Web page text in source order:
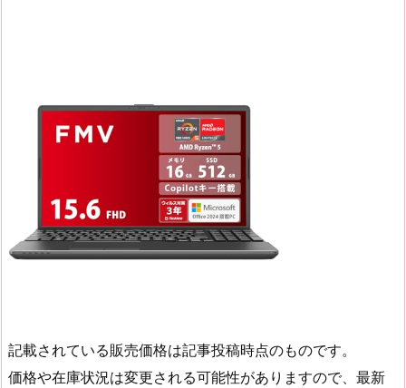
記載されている販売価格は記事投稿時点のものです。
価格や在庫状況は変更される可能性がありますので、最新